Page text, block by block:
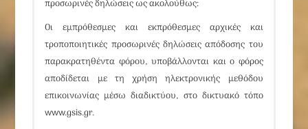
προσωρινές δηλώσειςως ακολούθως:
Οι εμπρόθεσμες και εκπρόθεσμες αρχικές και
τροποποιητικές προσωρινές δηλώσεις απόδοσης του
παρακρατηθέντα φόρου, υποβάλλονται και ο φόρος
αποδίδεται με τη χρήση ηλεκτρονικής μεθόδου
επικοινωνίας μέσω διαδικτύου, στο δικτυακό τόπο
www.gsis.gr.